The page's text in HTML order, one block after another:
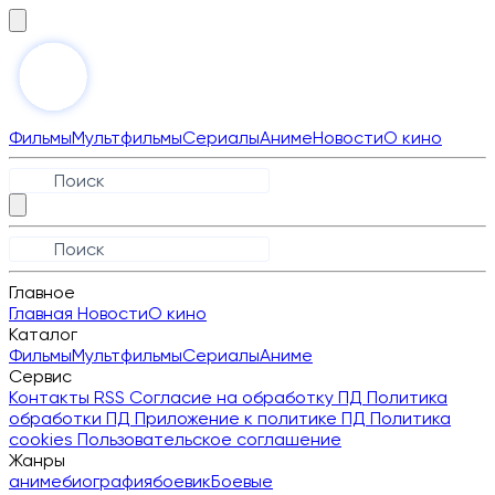
ФильмыМультфильмыСериалыАнимеНовостиО кино
Главное
Главная НовостиО кино
Каталог
ФильмыМультфильмыСериалыАниме
Сервис
Контакты RSS Согласие на обработку ПД Политика
обработки ПД Приложение к политике ПД Политика
cookies Пользовательское соглашение
Жанры
анимебиографиябоевикБоевые